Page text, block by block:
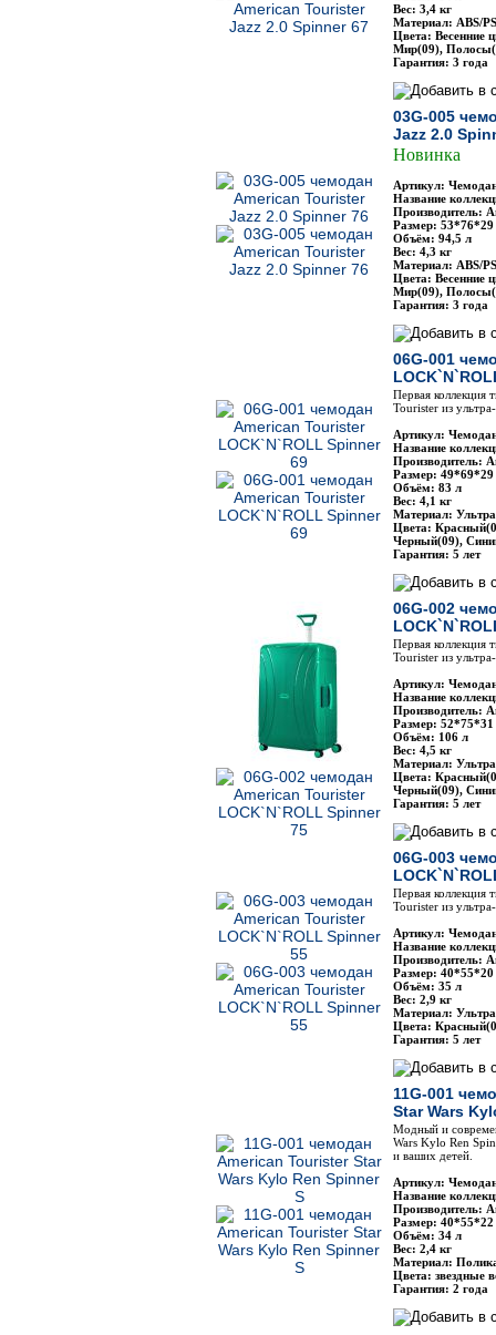
Вес: 3,4 кг
Материал: ABS/PS
Цвета: Весенние
Мир(09),
Гарантия: 3 года
03G-005
Jazz 2.0
Новинка
Артикул:
Название
Производитель:
Размер: 53*76*29
Объём: 94,5 л
Вес: 4,3 кг
Материал: ABS/PS
Цвета: Весенние
Мир(09),
Гарантия: 3 года
06G-001
Первая коллекция
Tourister из
Артикул:
Название
Производитель:
Размер: 49*69*29
Объём: 83 л
Вес: 4,1 кг
Материал:
Цвета:
Черный(09),
Гарантия: 5 лет
06G-002
Первая коллекция
Tourister из
Артикул:
Название
Производитель:
Размер: 52*75*31
Объём: 106 л
Вес: 4,5 кг
Материал:
Цвета:
Черный(09),
Гарантия: 5 лет
06G-003
Первая коллекция
Tourister из
Артикул:
Название
Производитель:
Размер: 40*55*20
Объём: 35 л
Вес: 2,9 кг
Материал:
Цвета:
Гарантия: 5 лет
11G-001
Star Wars
Модный и
Wars Kylo Ren
и ваших детей.
Артикул:
Название
Производитель:
Размер: 40*55*22
Объём: 34 л
Вес: 2,4 кг
Материал:
Цвета: звездные
Гарантия: 2 года